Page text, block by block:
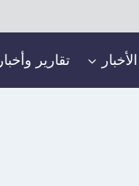
الأخبار تقارير وأخبار